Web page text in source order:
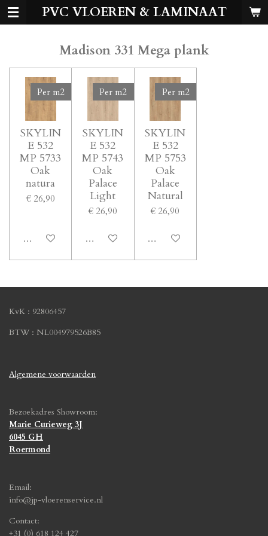
Ga
direct
PVC VLOEREN & LAMINAAT
Madison 331 Mega plank
Per m2
SKYLIN
E 532
MP 5733
Oak
natura
€ 26,90
Bekijk details
Per m2
SKYLIN
E 532
MP 5743
Oak
Palace
Light
€ 26,90
Bekijk details
Per m2
SKYLIN
E 532
MP 5753
Oak
Palace
Natural
€ 26,90
Bekijk details
KvK : 92806457
BTW : NL004979526B85
Algemene voorwaarden
Bezoekadres Showroom:
Marie Curieweg 3J
6045 GH
Roermond
Email:
info@jp-vloerenservice.nl
Contact:
+31 (0) 618 124 427